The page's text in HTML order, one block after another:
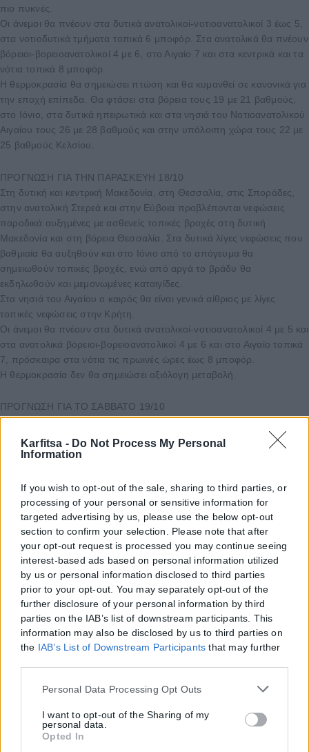
Karfitsa - Do Not Process My Personal
Information
If you wish to opt-out of the sale, sharing to third parties, or
processing of your personal or sensitive information for
targeted advertising by us, please use the below opt-out
section to confirm your selection. Please note that after
your opt-out request is processed you may continue seeing
interest-based ads based on personal information utilized
by us or personal information disclosed to third parties
prior to your opt-out. You may separately opt-out of the
further disclosure of your personal information by third
parties on the IAB’s list of downstream participants. This
information may also be disclosed by us to third parties on
the IAB’s List of Downstream Participants that may further
Please note that this website/app uses one or more Google
but not limited to your visit or usage behaviour. You may
click to grant or deny consent to Google and its third-party
tags to use your data for below specified purposes in below
Personal Data Processing Opt Outs
I want to opt-out of the Sharing of my
personal data.
Opted In
πιο πυκνές.
Οι άνεμοι θα πνέουν στα δυτικά ανατολικοί-νοτιοανατολικοί 3 έως 5,
στα νοτιοδυτικά τμήματα τοπικά 6 μποφόρ. Στα ανατολικά θα πνέουν
βόρειοι-βορειοανατολικοί 4 με 6, στο Αιγαίο 7 και στα κεντρικά και τα
νότια τοπικά 8 μποφόρ.
Η θερμοκρασία θα σημειώσει πτώση και θα κυμανθεί σε κανονικά για
την εποχή επίπεδα. Θα φτάσει στα βόρεια τους 19 με 21 βαθμούς,
στο Ιόνιο, στα δυτικά ηπειρωτικά και στα νησιά του Νοτιοανατολικού
Αιγαίου τους 26 με 28 βαθμούς και στην υπόλοιπη χώρα τους 22 με
25 βαθμούς Κελσίου.
ΠΡΟΓΝΩΣΗ ΓΙΑ ΤΗΝ ΠΑΡΑΣΚΕΥΗ 18/10
Στη δυτική και κεντρική Μακεδονία, στη Θεσσαλία, στις Σποράδες,
στην ανατολική Στερεά και στην Εύβοια προβλέπονται νεφώσεις
παροδικά αυξημένες με ασθενείς τοπικές βροχές στη δυτική
Μακεδονία και στη βόρεια Θεσσαλία. Στα δυτικά λίγες νεφώσεις που
βαθμιαία θα αυξηθούν και στο Ιόνιο από το απόγευμα θα
σημειωθούν τοπικές βροχές, ενώ από αργά το βράδυ θα
εκδηλωθούν και μεμονωμένες καταιγίδες.
Στα νησιά του Αιγαίου ο καιρός θα είναι γενικά αίθριος με λίγες
τοπικές νεφώσεις στην Κρήτη.
Οι άνεμοι θα πνέουν στα δυτικά ανατολικοί-νοτιοανατολικοί 4 με 5 και
στα ανατολικά βόρειοι-βορειοανατολικοί 4 με 6 και στο Αιγαίο τοπικά
7, πρόσκαιρα στα νότια τις πρωινές ώρες έως 8 μποφόρ.
Η θερμοκρασία δεν θα σημειώσει αξιόλογη μεταβολή.
ΠΡΟΓΝΩΣΗ ΓΙΑ ΤΟ ΣΑΒΒΑΤΟ 19/10
Στο Ιόνιο και στα ηπειρωτικά αναμένονται νεφώσεις αυξημένες με
τοπικές βροχές και, κυρίως στα δυτικά, σποραδικές καταιγίδες. Στην
υπόλοιπη χώρα προβλέπονται αραιές νεφώσεις που βαθμιαία θα
Οι άνεμοι θα πνέουν, στα δυτικά νότιοι-νοτιοανατολικοί 4 με 6 και
στο Ιόνιο 7 και βαθμιαία τοπικά 8 μποφόρ. Στα ανατολικά θα πνέουν
βόρειοι-βορειοανατολικοί 4 με 6 μποφόρ και τοπικά έως 7 μποφόρ.
Η θερμοκρασία θα σημειώσει πτώση σε όλη τη χώρα.
ΠΡΟΓΝΩΣΗ ΓΙΑ ΤΗΝ ΚΥΡΙΑΚΗ 20/10
Στο Ιόνιο και στα ηπειρωτικά (πλην της Ανατολικής Μακεδονίας και
της Θράκης) οι νεφώσεις θα είναι αυξημένες, με τοπικές βροχές και,
κυρίως στα δυτικά, σποραδικές καταιγίδες. Τα φαινόμενα το βράδυ
θα περιοριστούν στο Ιόνιο. Στην υπόλοιπη χώρα αναμένονται
νεφώσεις πρόσκαιρα αυξημένες.
Οι άνεμοι θα πνέουν στα δυτικά ανατολικοί-νοτιοανατολικοί 4 με 6,
στο νότιο Ιόνιο 7 και τοπικά 8 μποφόρ. Στα ανατολικά θα πνέουν
Η θερμοκρασία δεν θα σημειώσει αξιόλογη μεταβολή.
214 Tweet134Send